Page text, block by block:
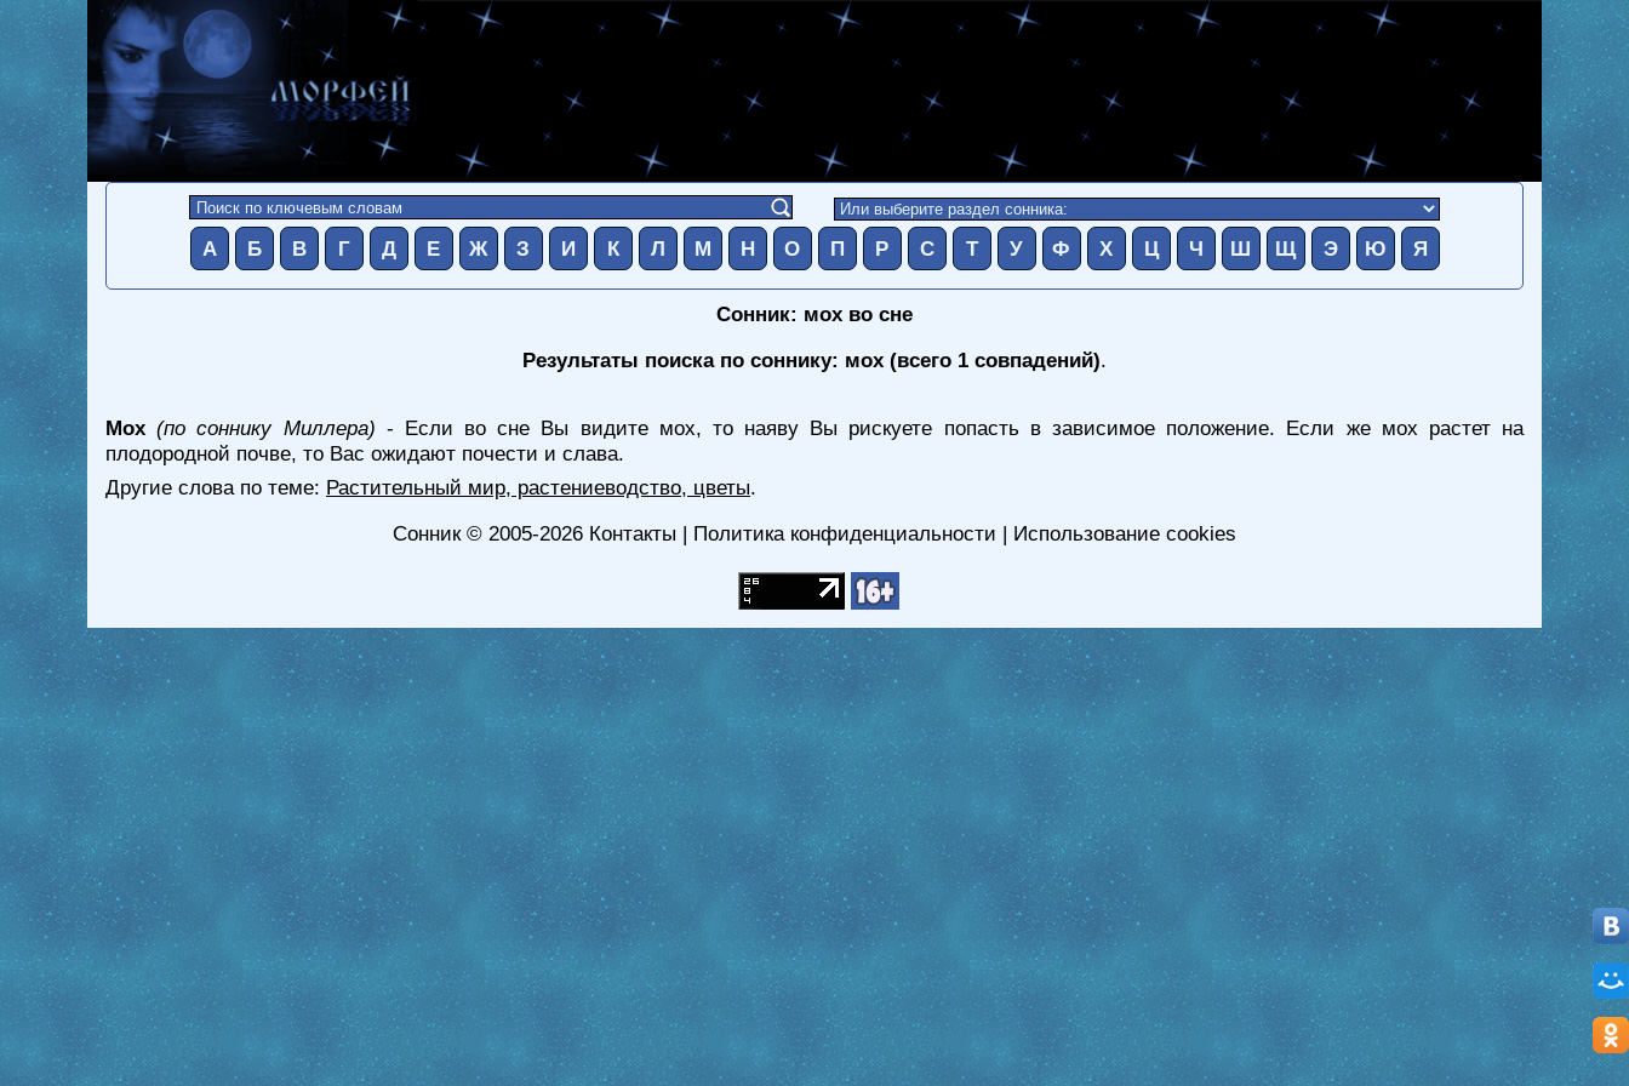
А Б В Г Д Е Ж З И К Л М Н О П Р С Т У Ф Х Ц Ч Ш Щ Э Ю Я
Сонник: мох во сне
Результаты поиска по соннику: мох (всего 1 совпадений).
Мох (по соннику Миллера) - Если во сне Вы видите мох, то наяву Вы рискуете попасть в зависимое положение. Если же мох растет на
плодородной почве, то Вас ожидают почести и слава.
Другие слова по теме: Растительный мир, растениеводство, цветы.
Сонник© 2005-2026 Контакты | Политика конфиденциальности | Использование cookies